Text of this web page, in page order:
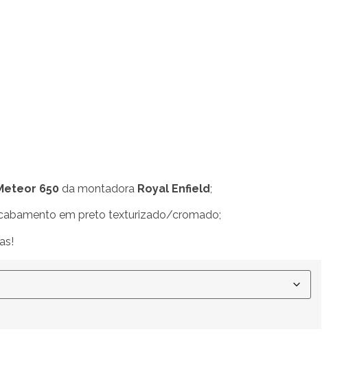
650 da montadora Royal Enfield;
em preto texturizado/cromado;